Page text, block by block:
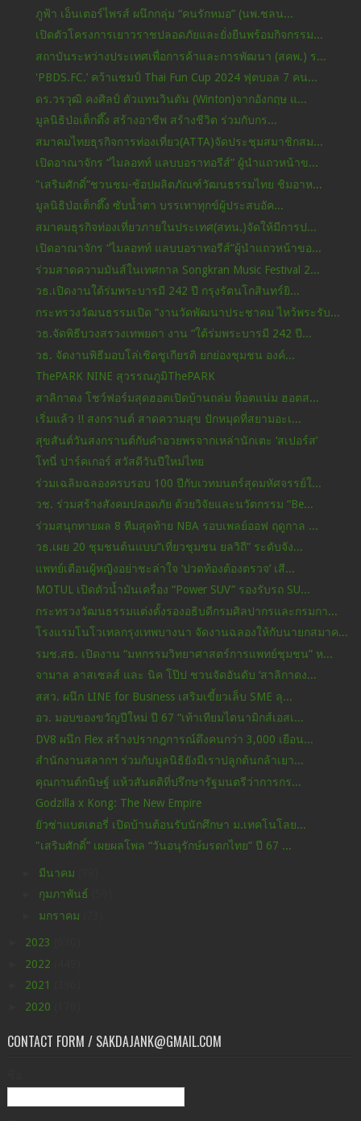
ภูฟ้า เอ็นเตอร์ไพรส์ ผนึกกลุ่ม “คนรักหมอ” (นพ.ชลน...
เปิดตัวโครงการเยาวราชปลอดภัยและยั่งยืนพร้อมกิจกรรม...
สถาบันระหว่างประเทศเพื่อการค้าและการพัฒนา (สคพ.) ร...
'PBDS.FC.’ คว้าแชมป์ Thai Fun Cup 2024 ฟุตบอล 7 คน...
ดร.วรวุฒิ คงศิลป์ ตัวแทนวินตัน (Winton)จากอังกฤษ แ...
มูลนิธิป่อเต็กตึ๊ง สร้างอาชีพ สร้างชีวิต ร่วมกับกร...
สมาคมไทยธุรกิจการท่องเที่ยว(ATTA)จัดประชุมสมาชิกสม...
เปิดอาณาจักร “ไมลอทท์ แลบบอราทอรีส์” ผู้นำแถวหน้าข...
"เสริมศักดิ์”ชวนชม-ช้อปผลิตภัณฑ์วัฒนธรรมไทย ชิมอาห...
มูลนิธิป่อเต็กตึ๊ง ซับน้ำตา บรรเทาทุกข์ผู้ประสบอัค...
สมาคมธุรกิจท่องเที่ยวภายในประเทศ(สทน.)จัดให้มีการป...
เปิดอาณาจักร “ไมลอทท์ แลบบอราทอรีส์”ผู้นำแถวหน้าขอ...
ร่วมสาดความมันส์ในเทศกาล Songkran Music Festival 2...
วธ.เปิดงานใต้ร่มพระบารมี 242 ปี กรุงรัตนโกสินทร์ยิ...
กระทรวงวัฒนธรรมเปิด “งานวัดพัฒนาประชาคม ไหว้พระรับ...
วธ.จัดพิธีบวงสรวงเทพยดา งาน “ใต้ร่มพระบารมี 242 ปี...
วธ. จัดงานพิธีมอบโล่เชิดชูเกียรติ ยกย่องชุมชน องค์...
ThePARK NINE สุวรรณภูมิThePARK
สาลิกาดง โชว์ฟอร์มสุดฮอตเปิดบ้านถล่ม ท็อตแน่ม ฮอตส...
เริ่มแล้ว !! สงกรานต์ สาดความสุข ปักหมุดที่สยามอะเ...
สุขสันต์วันสงกรานต์กับคำอวยพรจากเหล่านักเตะ ‘สเปอร์ส’
โทนี่ ปาร์คเกอร์ สวัสดีวันปีใหม่ไทย
ร่วมเฉลิมฉลองครบรอบ 100 ปีกับเวทมนตร์สุดมหัศจรรย์ใ...
วช. ร่วมสร้างสังคมปลอดภัย ด้วยวิจัยและนวัตกรรม “Be...
ร่วมสนุกทายผล 8 ทีมสุดท้าย NBA รอบเพลย์ออฟ ฤดูกาล ...
วธ.เผย 20 ชุมชนต้นแบบ“เที่ยวชุมชน ยลวิถี” ระดับจัง...
แพทย์เตือนผู้หญิงอย่าชะล่าใจ ‘ปวดท้องต้องตรวจ’ เสี...
MOTUL เปิดตัวน้ำมันเครื่อง “Power SUV” รองรับรถ SU...
กระทรวงวัฒนธรรมแต่งตั้งรองอธิบดีกรมศิลปากรและกรมกา...
โรงแรมโนโวเทลกรุงเทพบางนา จัดงานฉลองให้กับนายกสมาค...
รมช.สธ. เปิดงาน “มหกรรมวิทยาศาสตร์การแพทย์ชุมชน” ห...
จามาล ลาสเซลส์ และ นิค โป๊ป ชวนจัดอันดับ ‘สาลิกาดง...
สสว. ผนึก LINE for Business เสริมเขี้ยวเล็บ SME ลุ...
อว. มอบของขวัญปีใหม่ ปี 67 “เท้าเทียมไดนามิกส์เอสเ...
DV8 ผนึก Flex สร้างปรากฎการณ์ดึงคนกว่า 3,000 เยือน...
สำนักงานสลากฯ ร่วมกับมูลนิธิยังมีเราปลูกต้นกล้าเยา...
คุณกานต์กนิษฐ์ แห้วสันตติที่ปรึกษารัฐมนตรีว่าการกร...
Godzilla x Kong: The New Empire
ยัวซ่าแบตเตอรี่ เปิดบ้านต้อนรับนักศึกษา ม.เทคโนโลย...
"เสริมศักดิ์” เผยผลโพล “วันอนุรักษ์มรดกไทย” ปี 67 ...
มีนาคม
กุมภาพันธ์
มกราคม
2023
2022
2021
2020
CONTACT FORM / SAKDAJANK@GMAIL.COM